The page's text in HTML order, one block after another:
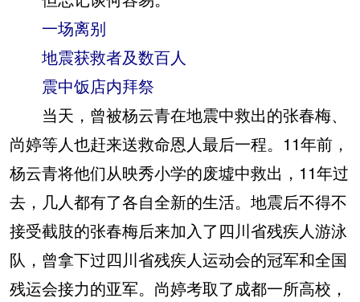
一场离别
地震获救者及数百人
震中饭店内拜祭
当天，曾被杨云青在地震中救出的张春梅、
尚婷等人也赶来送救命恩人最后一程。11年前，
杨云青将他们从映秀小学的废墟中救出，11年过
去，几人都有了各自全新的生活。地震后不得不
接受截肢的张春梅后来加入了四川省残疾人游泳
队，曾拿下过四川省残疾人运动会的冠军和全国
残运会接力的亚军。尚婷考取了成都一所高校，